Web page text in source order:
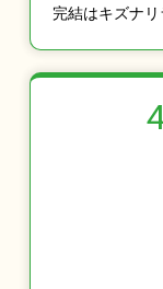
完結はキズナリ